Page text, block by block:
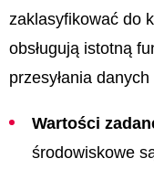
zaklasyfikować do
obsługują istotną
przesyłania
Wartości
środowiskowe